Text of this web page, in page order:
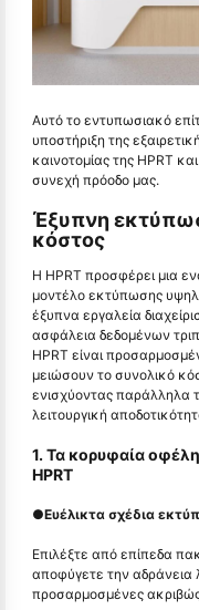
Αυτό το εντυπωσιακό
υποστήριξη της
καινοτομίας της HPRT
συνεχή πρόοδο μας.
Έξυπνη
κόστος
Η HPRT προσφέρει μια
μοντέλο εκτύπωσης
έξυπνα εργαλεία
ασφάλεια δεδομένων
HPRT είναι
μειώσουν το συνολικό
ενισχύοντας παράλληλα
λειτουργική
1. Τα κορυφαία
HPRT
●Ευέλικτα σχέδια
Επιλέξτε από επίπεδα
αποφύγετε την αδράνεια
προσαρμοσμένες